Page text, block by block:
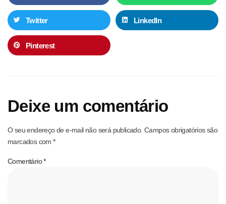
Twitter LinkedIn
Pinterest
Deixe um comentário
O seu endereço de e-mail não será publicado. Campos obrigatórios são
marcados com*
Comentário*